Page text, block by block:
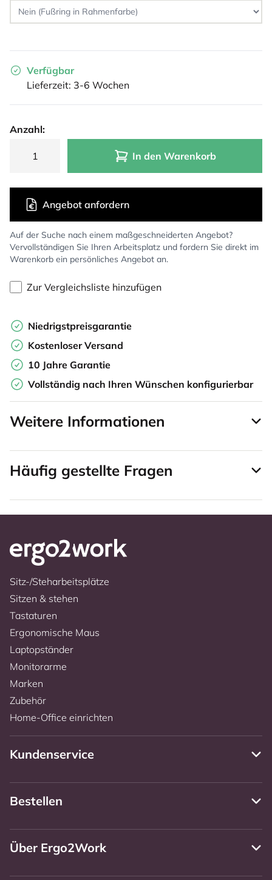
Verfügbar
Lieferzeit: 3-6 Wochen
Anzahl:
In den Warenkorb
Auf der Suche nach einem maßgeschneiderten Angebot?
Vervollständigen Sie Ihren Arbeitsplatz und fordern Sie direkt im
Warenkorb ein persönliches Angebot an.
Angebot anfordern
Zur Vergleichsliste hinzufügen
Niedrigstpreisgarantie
Kostenloser Versand
10 Jahre Garantie
Vollständig nach Ihren Wünschen konfigurierbar
Weitere Informationen
Häufig gestellte Fragen
Sitz-/Steharbeitsplätze
Sitzen & stehen
Tastaturen
Ergonomische Maus
Laptopständer
Monitorarme
Marken
Zubehör
Home-Office einrichten
Kundenservice
Bestellen
Über Ergo2Work